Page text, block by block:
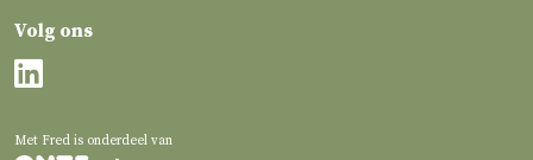
Volg ons
Met Fred is onderdeel van